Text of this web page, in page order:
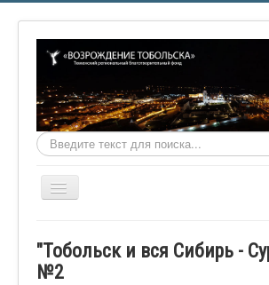
Искать...
Включить/
О фонде
"Тобольск и вся Сибирь -
№2